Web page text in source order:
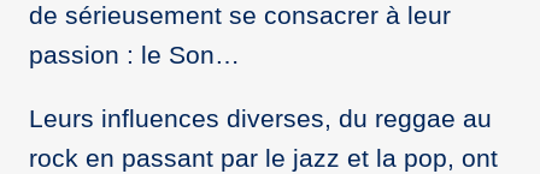
de sérieusement se consacrer à leur
passion : le Son…
Leurs influences diverses, du reggae au
rock en passant par le jazz et la pop, ont